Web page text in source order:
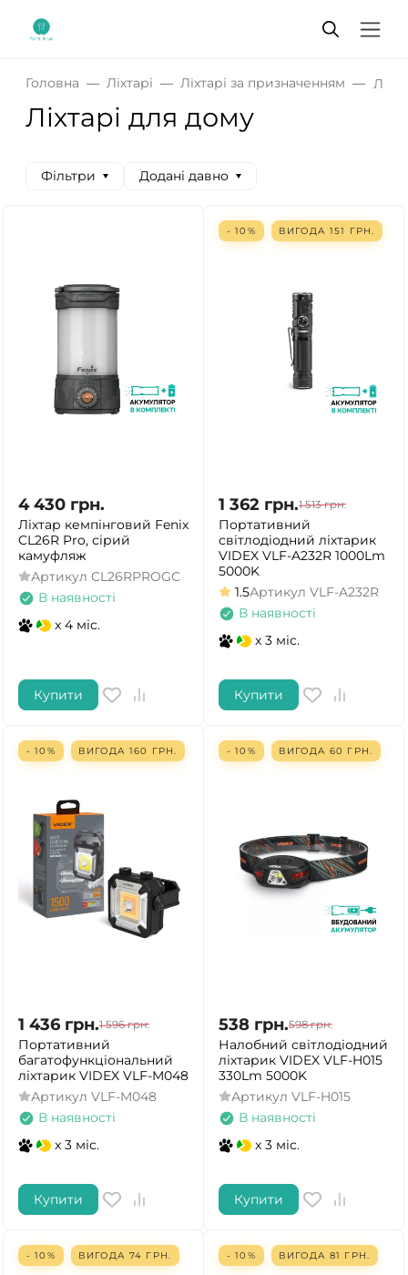
Головна Ліхтарі Ліхтарі за призначенням
Ліхтарі для дому
Фільтри Додані давно
4 430 грн.
Ліхтар кемпінговий Fenix
CL26R Pro, сірий
камуфляж
Артикул CL26RPROGC
В наявності
x 4 міс.
Купити
- 10% ВИГОДА 151 ГРН.
1 362 грн.1 513 грн.
Портативний
світлодіодний ліхтарик
VIDEX VLF-A232R 1000Lm
5000K
1.5Артикул VLF-A232R
В наявності
x 3 міс.
Купити
- 10% ВИГОДА 160 ГРН.
1 436 грн.1 596 грн.
Портативний
багатофункціональний
ліхтарик VIDEX VLF-M048
Артикул VLF-M048
В наявності
x 3 міс.
Купити
- 10% ВИГОДА 60 ГРН.
538 грн.598 грн.
Налобний світлодіодний
ліхтарик VIDEX VLF-H015
330Lm 5000K
Артикул VLF-H015
В наявності
x 3 міс.
Купити
- 10% ВИГОДА 74 ГРН. - 10% ВИГОДА 81 ГРН.